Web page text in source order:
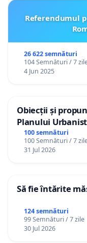
Referendumul
26 622 semnături
104 Semnături / 7
4 Jun 2025
Obiecții și
Planului
100 semnături
100 Semnături / 7
31 Jul 2026
Să fie întărite
124 semnături
99 Semnături / 7 zile
30 Jul 2026